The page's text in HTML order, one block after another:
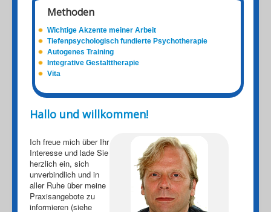
Methoden
Wichtige Akzente meiner Arbeit
Tiefenpsychologisch fundierte Psychotherapie
Autogenes Training
Integrative Gestalttherapie
Vita
Hallo und willkommen!
Ich freue mich über Ihr
Interesse und lade Sie
herzlich ein, sich
unverbindlich und in
aller Ruhe über meine
Praxisangebote zu
informieren (siehe